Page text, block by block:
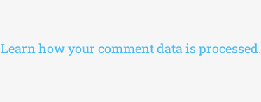
Learn how your comment data is processed.